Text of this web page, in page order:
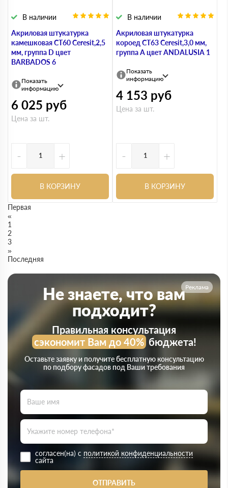
Акриловая штукатурка
камешковая СТ60 Ceresit,2,5
мм, группа D цвет
BARBADOS 6
В наличии
Показать
информацию
6 025 руб
Цена за шт.
- +
В КОРЗИНУ
Акриловая штукатурка
короед СТ63 Ceresit,3,0 мм,
группа А цвет ANDALUSIA 1
В наличии
Показать
информацию
4 153 руб
Цена за шт.
- +
В КОРЗИНУ
Первая
«
1
2
3
»
Последняя
Реклама
Не знаете, что вам
подходит?
Правильная консультация
сэкономит Вам до 40%бюджета!
Оставьте заявку и получите бесплатную консультацию
по подбору фасадов под Ваши требования
согласен(на) с политикой конфиденциальности
сайта
ОТПРАВИТЬ